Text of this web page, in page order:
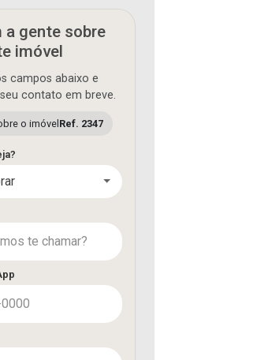
a gente sobre
imóvel
campos abaixo e
contato em breve.
o imóvel Ref. 2347